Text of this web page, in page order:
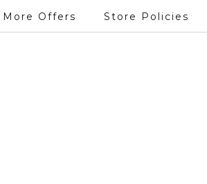
More Offers Store Policies